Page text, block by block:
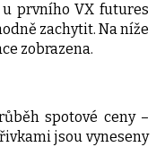
prvního VX futures
zachytit. Na níže
zobrazena.
spotové ceny –
jsou vyneseny